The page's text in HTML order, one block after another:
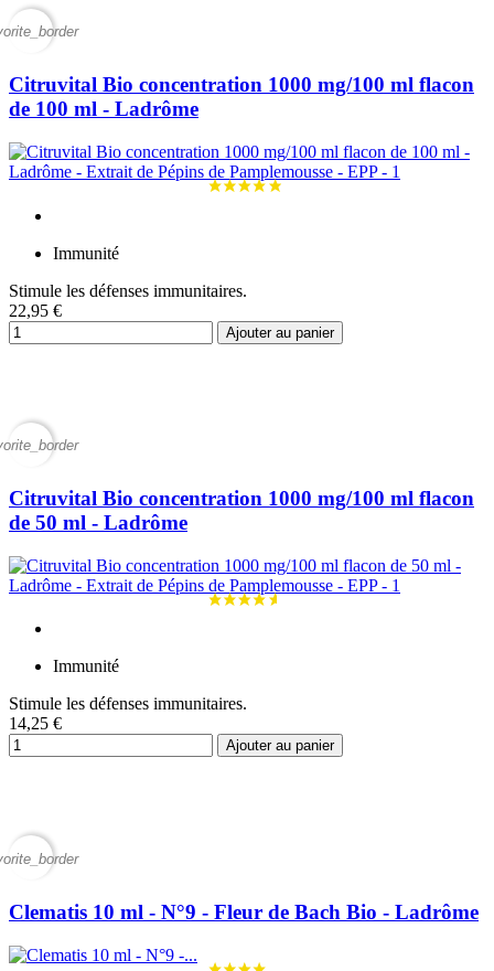
Citruvital Bio concentration 1000 mg/100 ml flacon
de 100 ml - Ladrôme
Immunité
Stimule les défenses immunitaires.
22,95 €
Ajouter au panier
Citruvital Bio concentration 1000 mg/100 ml flacon
de 50 ml - Ladrôme
Immunité
Stimule les défenses immunitaires.
14,25 €
Ajouter au panier
Clematis 10 ml - N°9 - Fleur de Bach Bio - Ladrôme